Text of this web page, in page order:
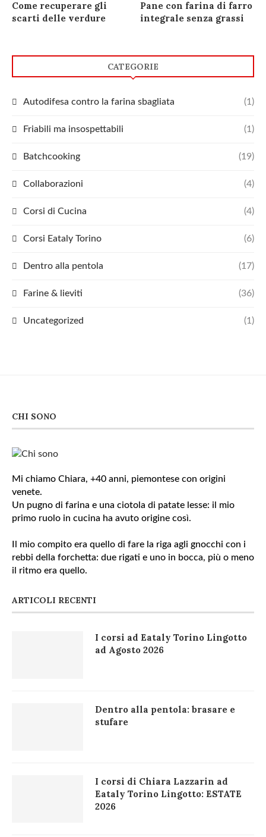
Come recuperare gli
scarti delle verdure
Pane con farina di farro
integrale senza grassi
CATEGORIE
Autodifesa contro la farina sbagliata (1)
Friabili ma insospettabili (1)
Batchcooking (19)
Collaborazioni (4)
Corsi di Cucina (4)
Corsi Eataly Torino (6)
Dentro alla pentola (17)
Farine & lieviti (36)
Uncategorized (1)
CHI SONO
Mi chiamo Chiara, +40 anni, piemontese con origini
venete.
Un pugno di farina e una ciotola di patate lesse: il mio
primo ruolo in cucina ha avuto origine così.
Il mio compito era quello di fare la riga agli gnocchi con i
rebbi della forchetta: due rigati e uno in bocca, più o meno
il ritmo era quello.
ARTICOLI RECENTI
I corsi ad Eataly Torino Lingotto
ad Agosto 2026
Dentro alla pentola: brasare e
stufare
I corsi di Chiara Lazzarin ad
Eataly Torino Lingotto: ESTATE
2026